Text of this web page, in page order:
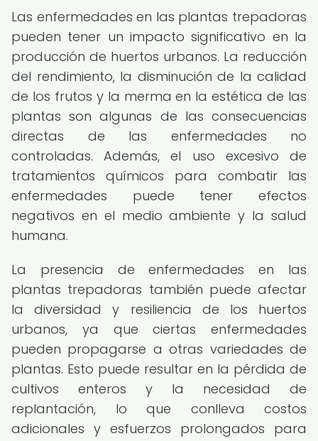
Las enfermedades en las plantas trepadoras
pueden tener un impacto significativo en la
producción de huertos urbanos. La reducción
del rendimiento, la disminución de la calidad
de los frutos y la merma en la estética de las
plantas son algunas de las consecuencias
directas de las enfermedades no
controladas. Además, el uso excesivo de
tratamientos químicos para combatir las
enfermedades puede tener efectos
negativos en el medio ambiente y la salud
humana.
La presencia de enfermedades en las
plantas trepadoras también puede afectar
la diversidad y resiliencia de los huertos
urbanos, ya que ciertas enfermedades
pueden propagarse a otras variedades de
plantas. Esto puede resultar en la pérdida de
cultivos enteros y la necesidad de
replantación, lo que conlleva costos
adicionales y esfuerzos prolongados para